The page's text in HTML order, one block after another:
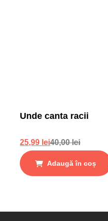
Unde canta racii
40,00lei
25,99 lei
Adaugă în coș